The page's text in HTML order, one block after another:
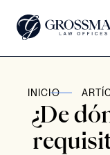
Casos
INICIO
¿De